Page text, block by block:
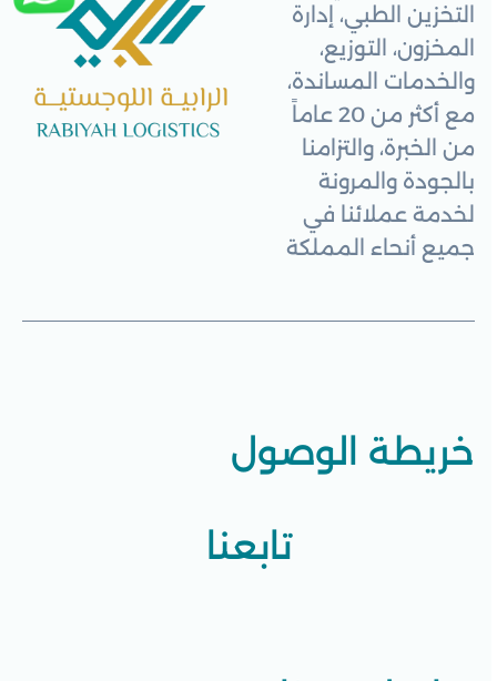
التخزين الطبي، إدارة
المخزون، التوزيع،
والخدمات المساندة،
مع أكثر من 20 عاماً
من الخبرة، والتزامنا
بالجودة والمرونة
لخدمة عملائنا في
جميع أنحاء المملكة
تابعنا
خريطة الوصول